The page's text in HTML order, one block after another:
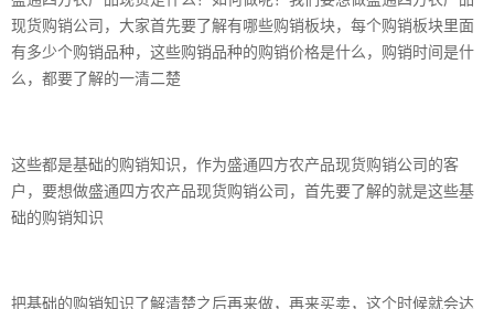
现货购销公司，大家首先要了解有哪些购销板块，每个购销板块里面
有多少个购销品种，这些购销品种的购销价格是什么，购销时间是什
么，都要了解的一清二楚
这些都是基础的购销知识，作为盛通四方农产品现货购销公司的客
户，要想做盛通四方农产品现货购销公司，首先要了解的就是这些基
础的购销知识
把基础的购销知识了解清楚之后再来做，再来买卖，这个时候就会达